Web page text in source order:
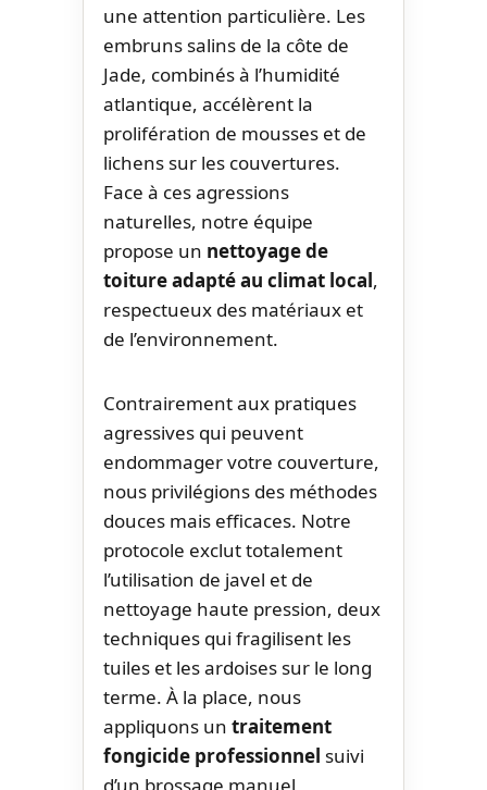
une attention particulière. Les
embruns salins de la côte de
Jade, combinés à l’humidité
atlantique, accélèrent la
prolifération de mousses et de
lichens sur les couvertures.
Face à ces agressions
naturelles, notre équipe
propose un nettoyage de
toiture adapté au climat local,
respectueux des matériaux et
de l’environnement.
Contrairement aux pratiques
agressives qui peuvent
endommager votre couverture,
nous privilégions des méthodes
douces mais efficaces. Notre
protocole exclut totalement
l’utilisation de javel et de
nettoyage haute pression, deux
techniques qui fragilisent les
tuiles et les ardoises sur le long
terme. À la place, nous
appliquons un traitement
fongicide professionnel suivi
d’un brossage manuel